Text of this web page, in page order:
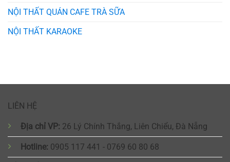
NỘI THẤT QUÁN CAFE TRÀ SỮA
NỘI THẤT KARAOKE
LIÊN HỆ
Địa chỉ VP: 26 Lý Chính Thắng, Liên Chiểu, Đà Nẵng
Hotline: 0905 117 441 - 0769 60 80 68